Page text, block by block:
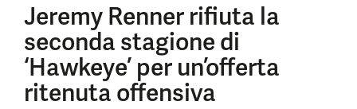
Jeremy Renner rifiuta la
seconda stagione di
‘Hawkeye’ per un’offerta
ritenuta offensiva